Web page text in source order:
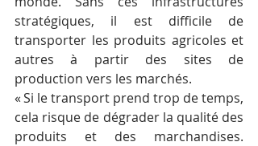
stratégiques, il est difficile de
transporter les produits agricoles et
autres à partir des sites de
production vers les marchés.
« Si le transport prend trop de temps,
cela risque de dégrader la qualité des
produits et des marchandises.